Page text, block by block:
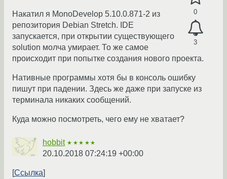
0
3
Накатил я MonoDevelop 5.10.0.871-2 из
репозитория Debian Stretch. IDE
запускается, при открытии существующего
solution молча умирает. То же самое
происходит при попытке создания нового проекта.
Нативные программы хотя бы в консоль ошибку
пишут при падении. Здесь же даже при запуске из
терминала никаких сообщений.
Куда можно посмотреть, чего ему не хватает?
hobbit ★★★★★
20.10.2018 07:24:19 +00:00
Ссылка